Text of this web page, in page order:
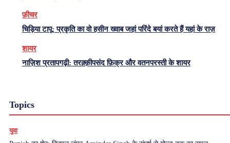
फ़ीचर
चिड़िया टापू: प्रकृति का वो हसीन ख्वाब जहां परिंदे बयां करते हैं यहां के राज़
शायर
नाज़िश प्रतापगढ़ी: तरक़्क़ीपसंद फ़िक्र और वतनपरस्ती के शायर
Topics
युवा